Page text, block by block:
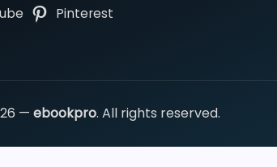
Pinterest
— ebookpro. All rights reserved.